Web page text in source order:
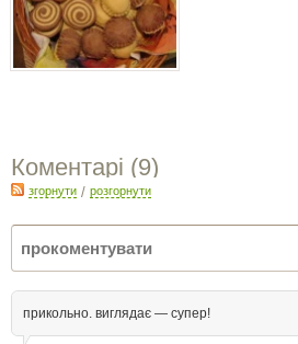
Коментарі (9)
згорнути / розгорнути
прикольно. виглядає — супер!